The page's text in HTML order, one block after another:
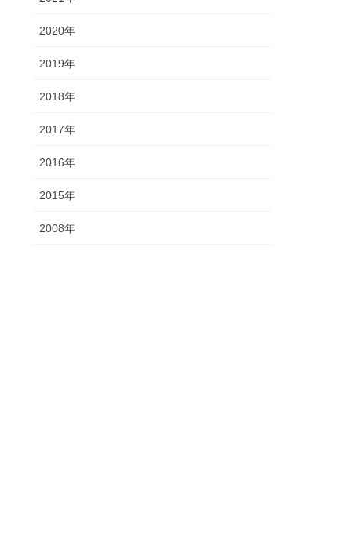
2020年
2019年
2018年
2017年
2016年
2015年
2008年